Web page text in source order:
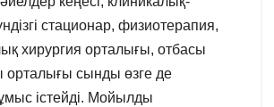
стационар, физиотерапия,
хирургия орталығы, отбасы
орталығы сынды өзге де
істейді. Мойылды